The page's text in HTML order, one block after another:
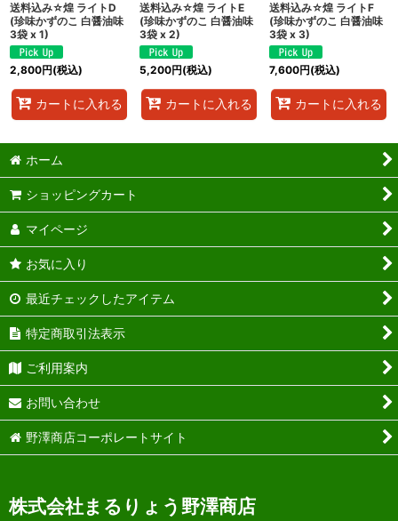
送料込み☆煌 ライトD
(珍味かずのこ 白醤油味
3袋 x 1)
2,800円(税込)
カートに入れる
送料込み☆煌 ライトE
(珍味かずのこ 白醤油味
3袋 x 2)
5,200円(税込)
カートに入れる
送料込み☆煌 ライトF
(珍味かずのこ 白醤油味
3袋 x 3)
7,600円(税込)
カートに入れる
ホーム
ショッピングカート
マイページ
お気に入り
最近チェックしたアイテム
特定商取引法表示
ご利用案内
お問い合わせ
野澤商店コーポレートサイト
株式会社まるりょう野澤商店